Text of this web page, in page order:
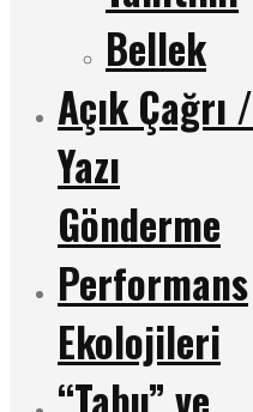
Bellek
Açık Çağrı /
Yazı
Gönderme
Performans
Ekolojileri